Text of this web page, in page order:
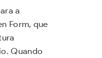
a
Form, que
Quando